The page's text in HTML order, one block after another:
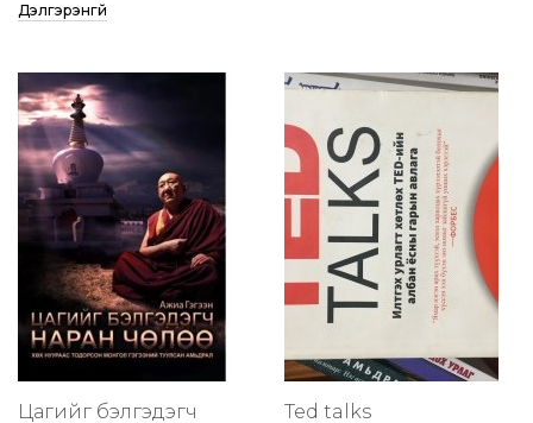
Дэлгэрэнгүй
Цагийг бэлгэдэгч Ted talks